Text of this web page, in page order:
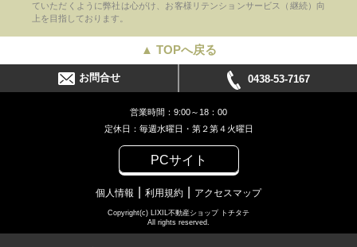
ていただくように弊社は心がけ、お客様リテンションサービス（継続）向
上を目指しております。
▲ TOPへ戻る
お問合せ 0438-53-7167
営業時間：9:00～18：00
定休日：毎週水曜日・第２第４火曜日
PCサイト
個人情報 利用規約 アクセスマップ
Copyright(c) LIXIL不動産ショップ トチタテ
All rights reserved.